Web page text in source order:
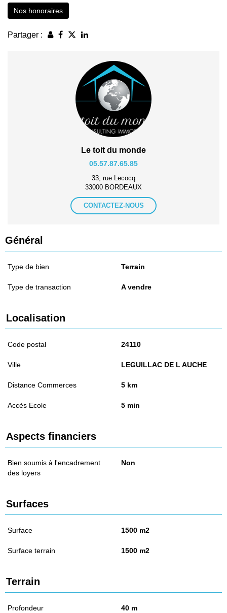
Nos honoraires
Partager :
Le toit du monde
05.57.87.65.85
33, rue Lecocq
33000 BORDEAUX
CONTACTEZ-NOUS
Général
Type de bien Terrain
Type de transaction A vendre
Localisation
Code postal 24110
Ville LEGUILLAC DE L AUCHE
Distance Commerces 5 km
Accès Ecole 5 min
Aspects financiers
Bien soumis à l'encadrement
des loyers
Non
Surfaces
Surface 1500 m2
Surface terrain 1500 m2
Terrain
Profondeur 40 m